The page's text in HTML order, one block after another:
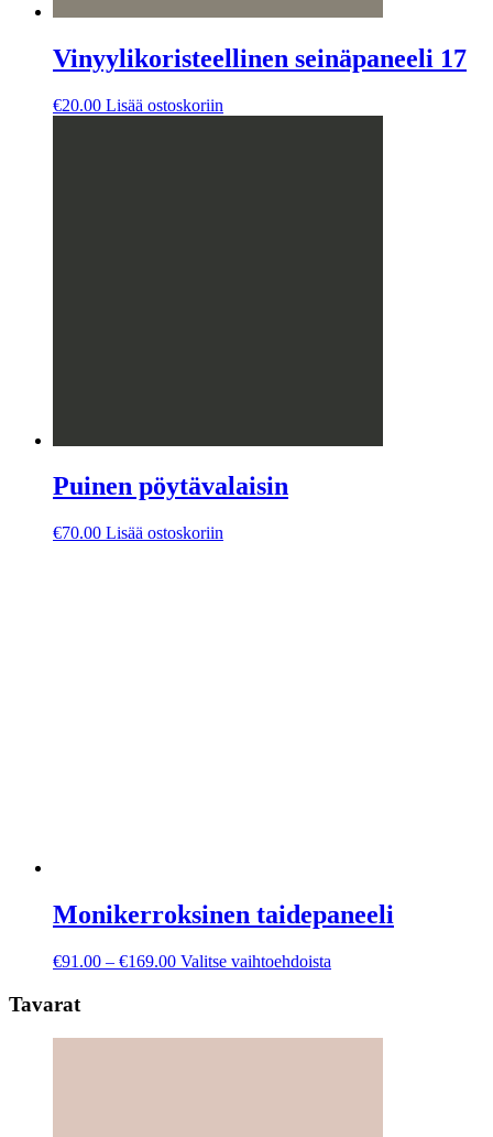
Vinyylikoristeellinen seinäpaneeli 17
€20.00 Lisää ostoskoriin
Puinen pöytävalaisin
€70.00 Lisää ostoskoriin
Monikerroksinen taidepaneeli
€91.00 – €169.00Hintaluokka:
Valitse vaihtoehdoista
muunnelma.
Tavarat